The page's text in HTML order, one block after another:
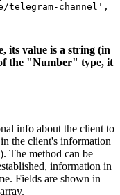
telegram-channel',
its value is a string (in
the "Number" type, it
info about the client to
the client's information
The method can be
information in
Fields are shown in